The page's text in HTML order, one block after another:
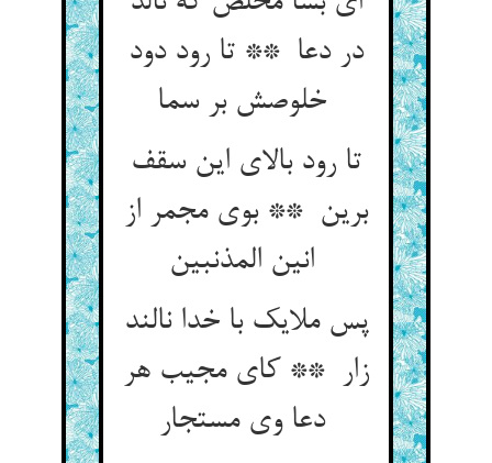
در دعا ** تا رود دود
تا رود بالای این سقف
برین ** بوی مجمر از
پس ملایک با خدا نالند
زار ** کای مجیب هر
دعا وی مستجار